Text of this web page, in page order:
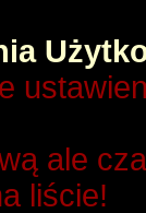
ale
liście!